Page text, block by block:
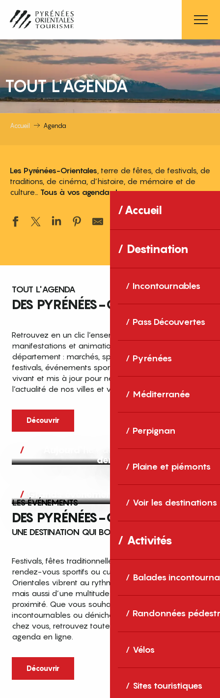
contenu
principal
Accueil
Destination
Incontournables
Pass Découvertes
Pyrénées
Méditerranée
Perpignan
Plaine et piémonts
Voir les destinations
Activités
Balades
Randonnées
Vélos
Sites touristiques
TOUT L'AGENDA
Accueil Agenda
Les Pyrénées-Orientales , terre de fêtes, de festivals, de
traditions, de cinéma, d’histoire, de mémoire et de
culture… Tous à vos agendas !
TOUT L'AGENDA
DES PYRÉNÉES-ORIENTALES
Retrouvez en un clic l’ensemble des fêtes,
manifestations et animations recensées dans le
département : marchés, spectacles, expositions,
festivals, événements sportifs et culturels… un agenda
vivant et mis à jour pour ne rien manquer de
l’actualité de nos villes et villages.
Découvrir
Aujourd’hui, demain et après-
demain
Grands événements
LES ÉVÉNEMENTS
DES PYRÉNÉES-ORIENTALES
UNE DESTINATION QUI BOUGE TOUTE L’ANNÉE
Festivals, fêtes traditionnelles, concerts, expositions,
rendez-vous sportifs ou culturels… les Pyrénées-
Orientales vibrent au rythme de grands temps forts
mais aussi d’une multitude d’événements de
proximité. Que vous souhaitiez vivre les
incontournables ou dénicher des sorties près de
chez vous, retrouvez toutes les infos dans notre
agenda en ligne.
Découvrir
Top des événements et sorties
en famille
cet été dans les Pyrénées-Orientales
Entre mer Méditerranée, villages de
caractère et grands espaces naturels, les
Pyrénées-Orientales sont une destination
idéale pour partager des moments en